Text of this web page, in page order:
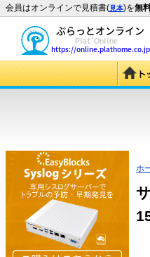
会員はオンラインで見積書(見本)を無
ホ